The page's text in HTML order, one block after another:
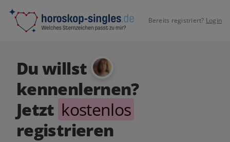
Bereits registriert? Login
Du willst
kennenlernen?
Jetzt kostenlos
registrieren